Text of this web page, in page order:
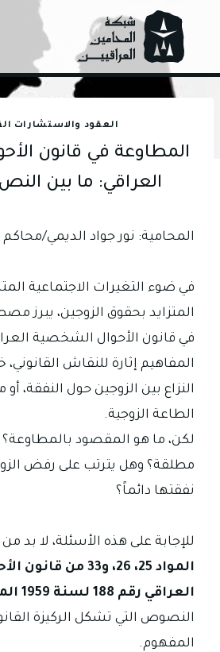
content
العقود والاستشارات
المطاوعة في قانون
العراقي: ما بين
المحامية: نور جواد الديمي/
في ضوء التغيرات الاجتماعية
المتزايد بحقوق الزوجين، يبرز
في قانون الأحوال الشخصية
المفاهيم إثارة للنقاش
النزاع بين الزوجين حول النفقة، أو
الطاعة الزوجية.
لكن، ما هو المقصود
مطلقة؟ وهل يترتب على رفض
نفقتها دائماً؟
للإجابة على هذه الأسئلة، لا بد
المواد 25، 26، و33
العراقي رقم 188 لسنة 1959 المعدل
النصوص التي تشكل الركيزة
المفهوم.